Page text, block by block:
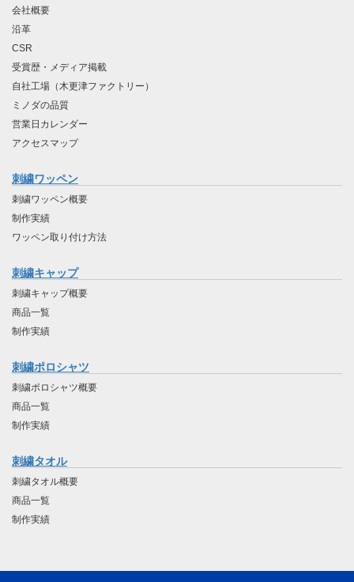
会社概要
沿革
CSR
受賞歴・メディア掲載
自社工場（木更津ファクトリー）
ミノダの品質
営業日カレンダー
アクセスマップ
刺繍ワッペン
刺繍ワッペン概要
制作実績
ワッペン取り付け方法
刺繍キャップ
刺繍キャップ概要
商品一覧
制作実績
刺繍ポロシャツ
刺繍ポロシャツ概要
商品一覧
制作実績
刺繍タオル
刺繍タオル概要
商品一覧
制作実績